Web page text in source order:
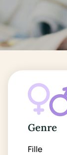
Genre
Fille